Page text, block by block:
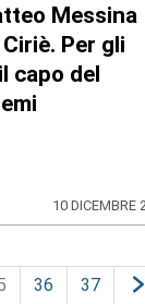
Messina
Per gli
capo del
10 DICEMBRE
36 37